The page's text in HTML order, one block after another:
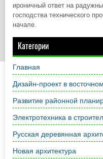
ироничный ответ на
господства технического
начале.
Категории
Главная
Дизайн-проект в
Развитие районной
Электротехника в
Русская деревянная
Новая архитектура